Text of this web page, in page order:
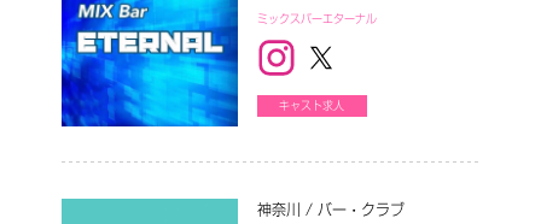
ミックスバーエターナル
キャスト求人
神奈川 / バー・クラブ